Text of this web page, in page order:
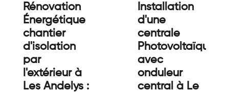
Rénovation
Énergétique
chantier
d'isolation
par
l'extérieur à
Les Andelys :
Installation
d'une
centrale
Photovoltaïques
avec
onduleur
central à Le